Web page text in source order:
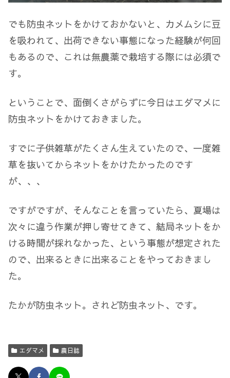
でも防虫ネットをかけておかないと、カメムシに豆
を吸われて、出荷できない事態になった経験が何回
もあるので、これは無農薬で栽培する際には必須で
す。
ということで、面倒くさがらずに今日はエダマメに
防虫ネットをかけておきました。
すでに子供雑草がたくさん生えていたので、一度雑
草を抜いてからネットをかけたかったのです
が、、、
ですがですが、そんなことを言っていたら、夏場は
次々に違う作業が押し寄せてきて、結局ネットをか
ける時間が採れなかった、という事態が想定された
ので、出来るときに出来ることをやっておきまし
た。
たかが防虫ネット。されど防虫ネット、です。
エダマメ 農日誌